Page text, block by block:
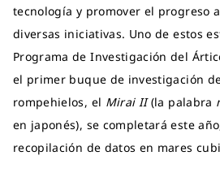
tecnología y promover el progreso
diversas iniciativas. Uno de estos
Programa de Investigación del
el primer buque de investigación
rompehielos, el Mirai II(la palabra
en japonés), se completará este
recopilación de datos en mares